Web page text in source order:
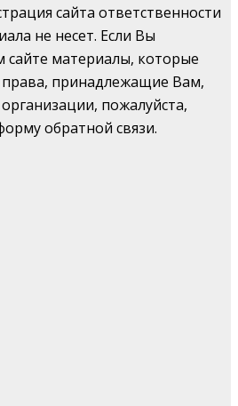
сайта ответственности
не несет. Если Вы
материалы, которые
принадлежащие Вам,
пожалуйста,
обратной связи.